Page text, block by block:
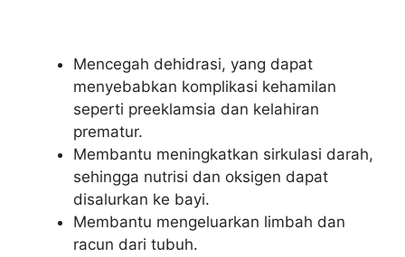
Mencegah dehidrasi, yang dapat
menyebabkan komplikasi kehamilan
seperti preeklamsia dan kelahiran
prematur.
Membantu meningkatkan sirkulasi darah,
sehingga nutrisi dan oksigen dapat
disalurkan ke bayi.
Membantu mengeluarkan limbah dan
racun dari tubuh.